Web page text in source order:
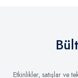
Etkinlikler, satışlar ve